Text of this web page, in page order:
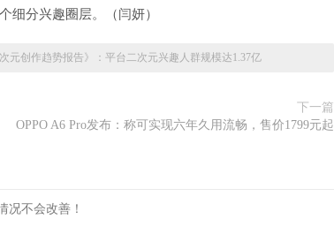
细分兴趣圈层。（闫妍）
元创作趋势报告》：平台二次元兴趣人群规模达1.37亿
下一篇
OPPO A6 Pro发布：称可实现六年久用流畅，售价1799元起
况不会改善！